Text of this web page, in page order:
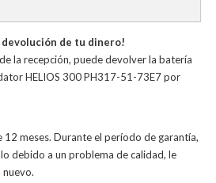
devolución de tu dinero!
la recepción, puede devolver la batería
HELIOS 300 PH317-51-73E7por
12 meses. Durante el período de garantía,
debido a un problema de calidad, le